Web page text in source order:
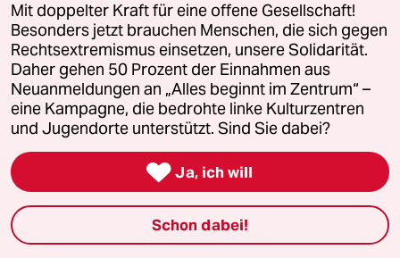
Reisen
Kantine
Shop
Anzeigen
Mit doppelter Kraft für eine offene Gesellschaft!
Besonders jetzt brauchen Menschen, die sich gegen
Rechtsextremismus einsetzen, unsere Solidarität.
Daher gehen 50 Prozent der Einnahmen aus
Neuanmeldungen an „Alles beginnt im Zentrum“ –
eine Kampagne, die bedrohte linke Kulturzentren
und Jugendorte unterstützt. Sind Sie dabei?
 Ja, ich will
Schon dabei!